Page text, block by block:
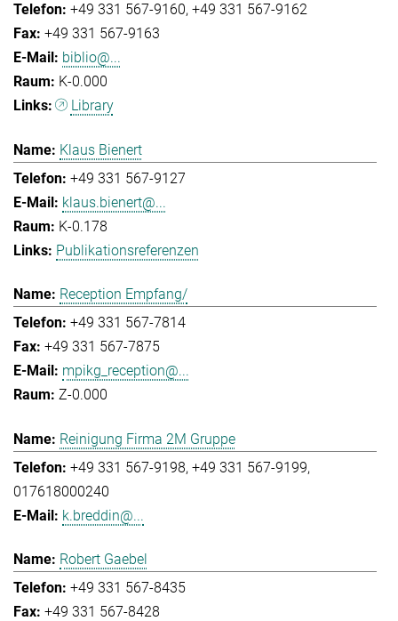
+49 331 567-9160 +49 331 567-9162
+49 331 567-9163
biblio@...
K-0.000
Library
Klaus Bienert
+49 331 567-9127
klaus.bienert@...
K-0.178
Publikationsreferenzen
Reception Empfang/
+49 331 567-7814
+49 331 567-7875
mpikg_reception@...
Z-0.000
Reinigung Firma 2M Gruppe
+49 331 567-9198 +49 331 567-9199
017618000240
k.breddin@...
Robert Gaebel
+49 331 567-8435
+49 331 567-8428